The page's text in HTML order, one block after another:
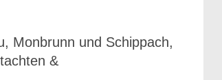
Monbrunn und Schippach,
&